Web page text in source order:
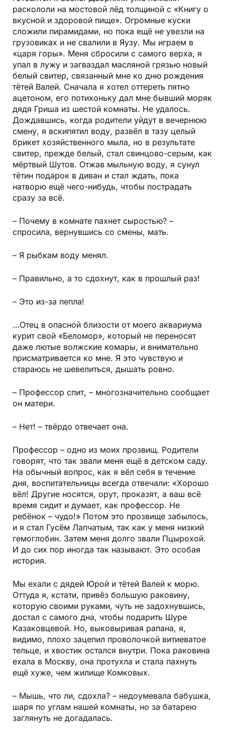
раскололи на мостовой лёд толщиной с «Книгу о
вкусной и здоровой пище». Огромные куски
сложили пирамидами, но пока ещё не увезли на
грузовиках и не свалили в Яузу. Мы играем в
«царя горы». Меня сбросили с самого верха, я
упал в лужу и загваздал масляной грязью новый
белый свитер, связанный мне ко дню рождения
тётей Валей. Сначала я хотел оттереть пятно
ацетоном, его потихоньку дал мне бывший моряк
дядя Гриша из шестой комнаты. Не удалось.
Дождавшись, когда родители уйдут в вечернюю
смену, я вскипятил воду, развёл в тазу целый
брикет хозяйственного мыла, но в результате
свитер, прежде белый, стал свинцово-серым, как
мёртвый Шутов. Отжав мыльную воду, я сунул
тётин подарок в диван и стал ждать, пока
натворю ещё чего-нибудь, чтобы пострадать
сразу за всё.
– Почему в комнате пахнет сыростью? –
спросила, вернувшись со смены, мать.
– Я рыбкам воду менял.
– Правильно, а то сдохнут, как в прошлый раз!
– Это из-за пепла!
…Отец в опасной близости от моего аквариума
курит свой «Беломор», который не переносят
даже лютые волжские комары, и внимательно
присматривается ко мне. Я это чувствую и
стараюсь не шевелиться, дышать ровно.
– Профессор спит, – многозначительно сообщает
он матери.
– Нет! – твёрдо отвечает она.
Профессор – одно из моих прозвищ. Родители
говорят, что так звали меня ещё в детском саду.
На обычный вопрос, как я вёл себя в течение
дня, воспитательницы всегда отвечали: «Хорошо
вёл! Другие носятся, орут, проказят, а ваш всё
время сидит и думает, как профессор. Не
ребёнок – чудо!» Потом это прозвище забылось,
и я стал Гусём Лапчатым, так как у меня низкий
гемоглобин. Затем меня долго звали Пцырохой.
И до сих пор иногда так называют. Это особая
история.
Мы ехали с дядей Юрой и тётей Валей к морю.
Оттуда я, кстати, привёз большую раковину,
которую своими руками, чуть не задохнувшись,
достал с самого дна, чтобы подарить Шуре
Казаковцевой. Но, выковыривая рапана, я,
видимо, плохо зацепил проволочкой витиеватое
тельце, и хвостик остался внутри. Пока раковина
ехала в Москву, она протухла и стала пахнуть
ещё хуже, чем жилище Комковых.
– Мышь, что ли, сдохла? – недо­умевала бабушка,
шаря по углам нашей комнаты, но за батарею
заглянуть не догадалась.